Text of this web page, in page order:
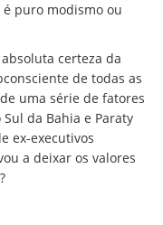
puro modismo ou
certeza da
de todas as
uma série de fatores
da Bahia e Paraty
ex-executivos
a deixar os valores